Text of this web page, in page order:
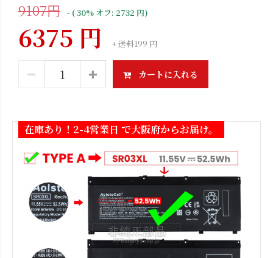
9107円 - ( 30% オフ: 2732 円)
6375 円 + 送料199 円
カートに入れる
在庫あり！2-4営業日 で大阪府からお届け。